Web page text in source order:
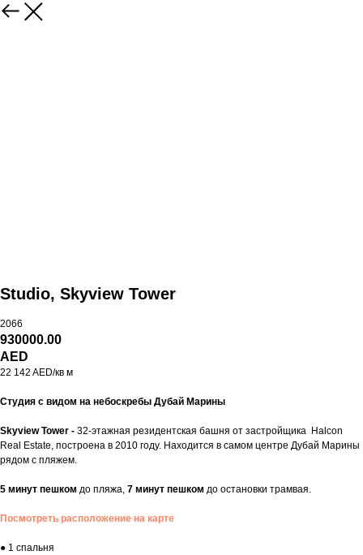
Studio, Skyview Tower
2066
930000.00
AED
22 142 AED/кв м
Студия с видом на небоскребы Дубай Марины
Skyview Tower - 32-этажная резидентская башня от застройщика Halcon
Real Estate, построена в 2010 году. Находится в самом центре Дубай Марины
рядом с пляжем.
5 минут пешком до пляжа, 7 минут пешком до остановки трамвая.
Посмотреть расположение на карте
● 1 спальня